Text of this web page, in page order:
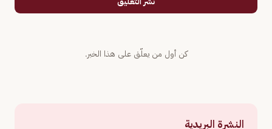
كن أول من يعلّق على هذا الخبر.
النشرة البريدية